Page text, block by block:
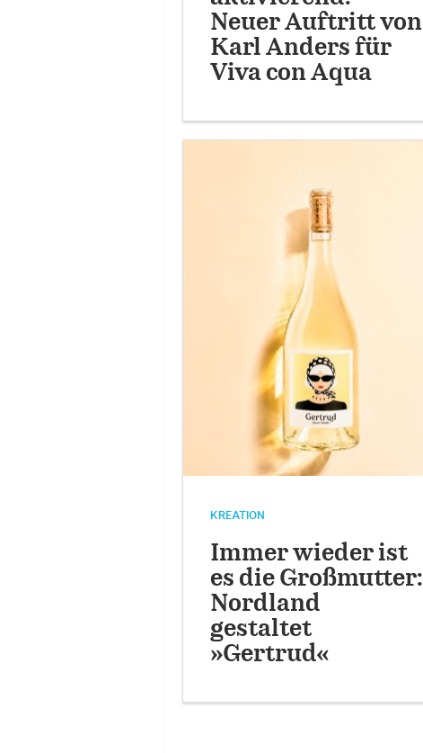
Neuer Auftritt von
Karl Anders für
Viva con Aqua
KREATION
Immer wieder ist
es die Großmutter:
Nordland
gestaltet
»Gertrud«